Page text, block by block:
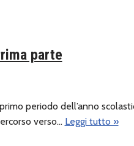
parte
periodo dell’anno
verso… Leggi tutto »